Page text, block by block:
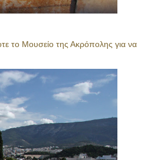
το Μουσείο της Ακρόπολης για να